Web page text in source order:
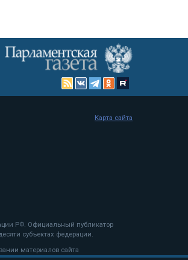
РФ. Официальный публикатор
субъектах федерации.
материалов сайта
Карта сайта